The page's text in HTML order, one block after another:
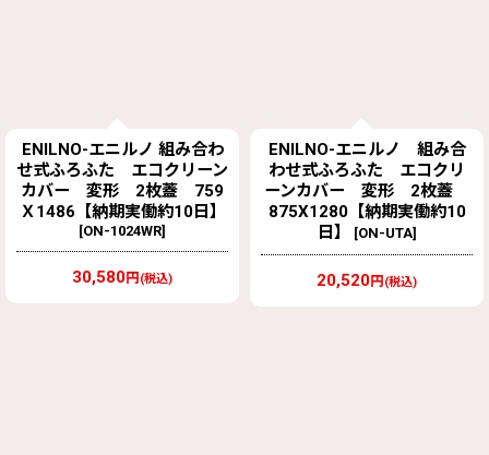
ENILNO-エニルノ 組み合わ
せ式ふろふた エコクリーン
カバー 変形 2枚蓋 759
Ｘ1486【納期実働約10日】
[ON-1024WR]
30,580円 (税込)
ENILNO-エニルノ 組み合
わせ式ふろふた エコクリ
ーンカバー 変形 2枚蓋
875X1280【納期実働約10
日】
[ON-UTA]
20,520円 (税込)